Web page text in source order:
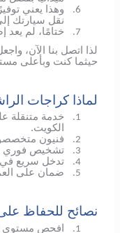
6.
وهذا يعني
نقل سيارتك
7.
ختامًا، لم يعد
لذا اتصل بنا الآن،
حيثما كنت وبأعلى
لماذا كراجات
1.
خدمة متنقلة
الكويت.
2. فنيون
3. تشخيص فوري
4. تدخل سريع في أقل من 30
5. ضمان على
نصائح للحفاظ
1.
افحص مستوى